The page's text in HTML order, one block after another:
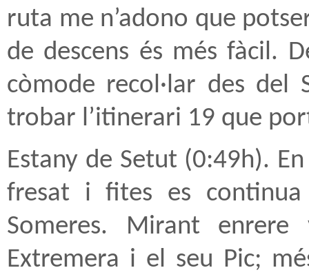
ruta me n’adono que
de descens és més fàcil.
còmode recol·lar des del
trobar l’itinerari 19 que
Estany de Setut (0:49h).
fresat i fites es
Someres. Mirant enrere
Extremera i el seu Pic;